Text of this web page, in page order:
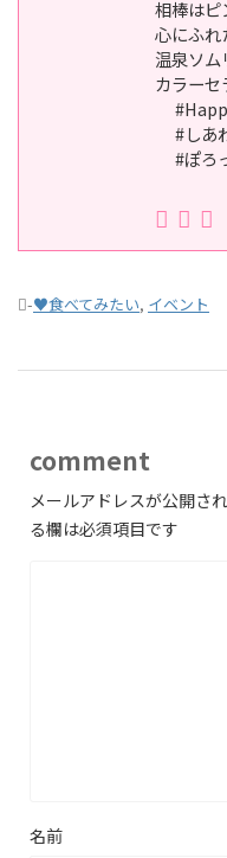
相棒は
心にふれ
温泉ソ
カラーセ
#しあ
#ぽろ
-♥食べてみたい, イベント
comment
メールアドレスが公開さ
る欄は必須項目です
名前